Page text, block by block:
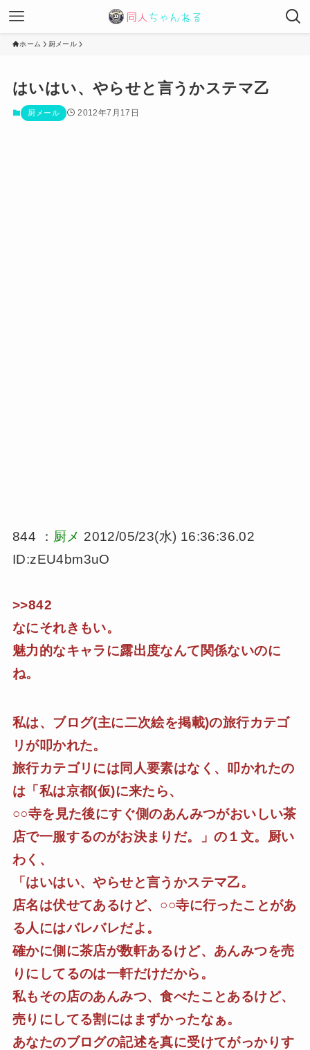
ホーム 厨メール
はいはい、やらせと言うかステマ乙
厨メール 2012年7月17日
844 ： 厨メ 2012/05/23(水) 16:36:36.02
ID:zEU4bm3uO
>>842
なにそれきもい。
魅力的なキャラに露出度なんて関係ないのに
ね。
私は、ブログ(主に二次絵を掲載)の旅行カテゴ
リが叩かれた。
旅行カテゴリには同人要素はなく、叩かれたの
は「私は京都(仮)に来たら、
○○寺を見た後にすぐ側のあんみつがおいしい茶
店で一服するのがお決まりだ。」の１文。厨い
わく、
「はいはい、やらせと言うかステマ乙。
店名は伏せてあるけど、○○寺に行ったことがあ
る人にはバレバレだよ。
確かに側に茶店が数軒あるけど、あんみつを売
りにしてるのは一軒だけだから。
私もその店のあんみつ、食べたことあるけど、
売りにしてる割にはまずかったなぁ。
あなたのブログの記述を真に受けてがっかりす